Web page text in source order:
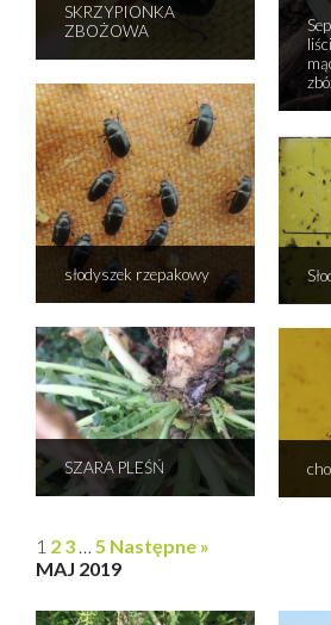
SKRZYPIONKA
ZBOŻOWA
słodyszek rzepakowy
SZARA PLEŚŃ
1 2 3 5 Następne »
MAJ 2019